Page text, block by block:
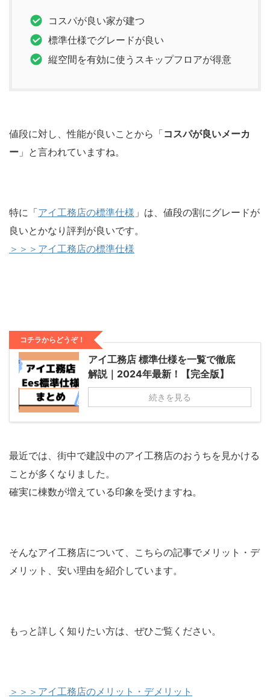
コスパが良い家が建つ
標準仕様でグレードが良い
縦空間を有効に使うスキップフロアが得意
値段に対し、性能が良いことから「コスパが良いメーカ
ー 」と言われていますね。
特に「アイ工務店の標準仕様 」は、値段の割にグレードが
良いとかなり評判が良いです。
＞＞＞アイ工務店の標準仕様
コチラからどうぞ！
アイ工務店 標準仕様を一覧で徹底
解説｜2024年最新！【完全版】
続きを見る
最近では、街中で建設中のアイ工務店のおうちを見かける
ことが多くなりました。
確実に棟数が増えている印象を受けますね。
そんなアイ工務店について、こちらの記事でメリット・デ
メリット、安い理由を紹介しています。
もっと詳しく知りたい方は、ぜひご覧ください。
＞＞＞アイ工務店のメリット・デメリット